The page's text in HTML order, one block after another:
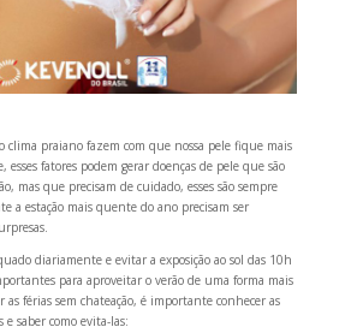
clima praiano fazem com que nossa pele fique mais
esses fatores podem gerar doenças de pele que são
mas que precisam de cuidado, esses são sempre
a estação mais quente do ano precisam ser
diariamente e evitar a exposição ao sol das 10h
para aproveitar o verão de uma forma mais
as férias sem chateação, é importante conhecer as
saber como evita-las: